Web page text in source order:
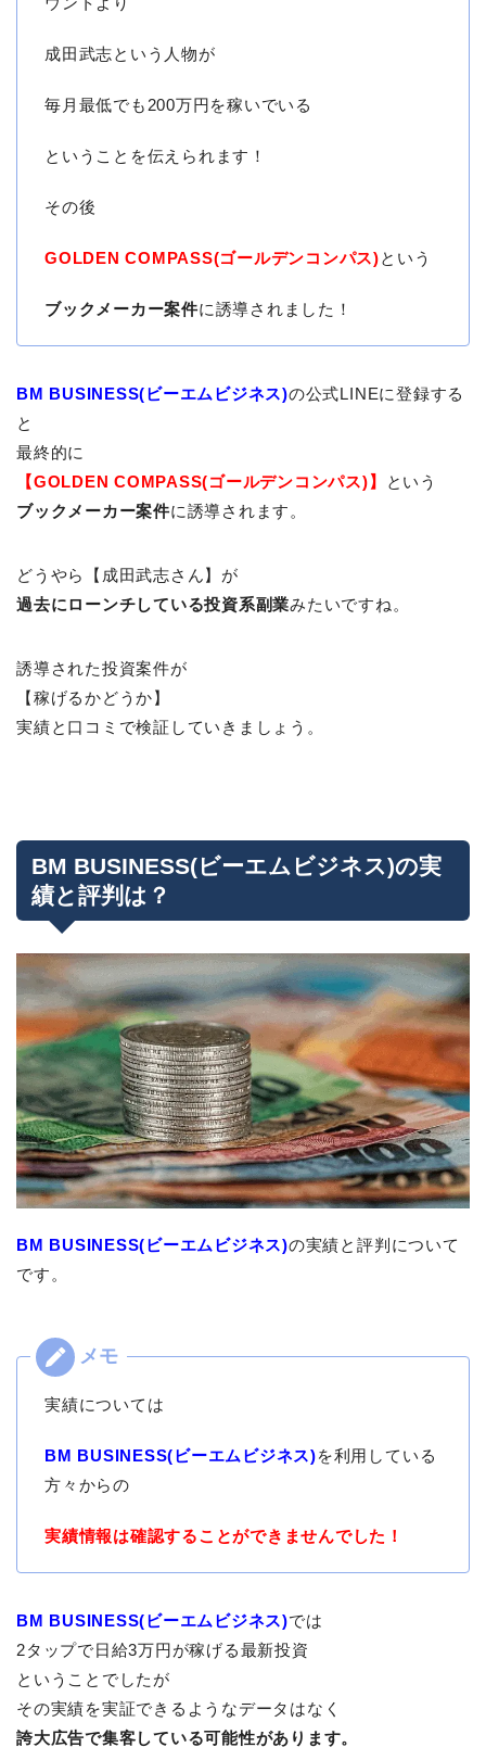
成田武志という人物が
毎月最低でも200万円を稼いでいる
ということを伝えられます！
その後
GOLDEN COMPASS(ゴールデンコンパス)という
ブックメーカー案件に誘導されました！
BM BUSINESS(ビーエムビジネス)の公式LINEに登録する
と
最終的に
【GOLDEN COMPASS(ゴールデンコンパス)】
という
ブックメーカー案件に誘導されます。
どうやら【成田武志さん】が
過去にローンチしている投資系副業みたいですね。
誘導された投資案件が
【稼げるかどうか】
実績と口コミで検証していきましょう。
BM BUSINESS(ビーエムビジネス)の実
績と評判は？
BM BUSINESS(ビーエムビジネス)の実績と評判について
です。
実績については
BM BUSINESS(ビーエムビジネス)を利用している
方々からの
実績情報は確認することができませんでした！
BM BUSINESS(ビーエムビジネス)では
2タップで日給3万円が稼げる最新投資
ということでしたが
その実績を実証できるようなデータはなく
誇大広告で集客している可能性があります。